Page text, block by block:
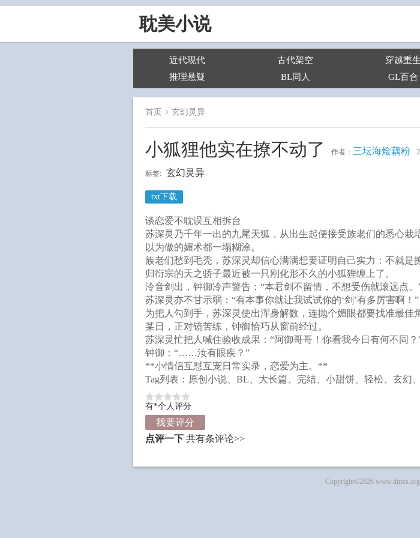
耽美小说
近代现代 古代架空 穿越重生
推理悬疑
BL同人 GL百合
首页 > 玄幻灵异
小狐狸他实在撩不动了 作者： 三坛海烩藕粉
标签: 玄幻灵异
txt下载
谈恋爱不耽误互相拆台
苏深灵乃千年一出的九尾天狐，从出生起便接受族老们的悉心栽
以为傲的媚术都一塌糊涂。
族老们愁到毛秃，苏深灵却信心满满想要证明自己实力：不就是
归衍宗的天之骄子最近被一只刚化形不久的小狐狸缠上了。
泠音剑出，钟御冷声警告：“本君剑不留情，不想受伤就滚远点。
苏深灵亦不甘示弱：“有本事你就让我试试你的‘剑’有多厉害啊！”
为把人勾到手，苏深灵使出浑身解数，连抛个媚眼都要找准最佳
某日，正对镜苦练，钟御恰巧从窗前经过。
苏深灵忙把人喊住验收成果：“阿御哥哥！你看我今日有何不同？
钟御：“……汝有眼疾？”
**小情侣互怼互宠日常实录，恋爱为主。**
Tag列表：原创小说、BL、大长篇、完结、小甜饼、轻松、玄幻
有*个人评分
我要评分
点评一下 共有条评论>>
Copyright©2026 www.dmxs.org |